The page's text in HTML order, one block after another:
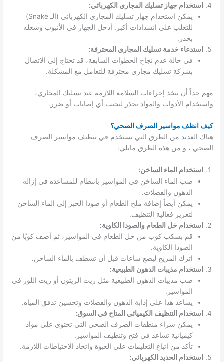
استخدام جهاز تسليك المجاري الكهربائي:
يمكن استخدام جهاز تسليك المجاري الكهربائي (الـ Snake)
للتغلب على انسدادات أكبر. أدخل الجهاز في الأنبوب وشغله
بحذر.
استدعاء خدمة تسليك المجاري المحترفة:
في حالة عدم نجاح الخطوات السابقة، قد تحتاج إلى الاتصال
بشركة تسليك مجاري محترفة للتعامل مع المشكلة.
مهم جداً أن تتخذ إجراءات السلامة اللازمة عند تسليك المجاري،
واستخدام الأدوات والمواد بحذر لتجنب أي إصابات أو ضرر.
كيف انظف مواسير الصرف الصحي؟
هناك العديد من الطرق التي تستخدم في تنظيف مواسير الصرف
الصحي ، و من هذه الطرق مايلي:
استخدام الماء الساخن:
صب الماء الساخن في المواسير بانتظام للمساعدة في إزالة
الدهون والفضلات.
يمكن أيضاً إضافة ملح الطعام أو صودا الخبز إلى الماء الساخن
لتعزيز فعالية التنظيف.
استخدام خل الطعام والصودا الكاوية:
قم بسكب كوب من خل الطعام في المواسير، ثم أضف كوبًا من
الصودا الكاوية.
اترك المزيج لبضع ساعات قبل أن تشطف بالماء الساخن.
استخدام مذيبات الدهون الطبيعية:
صب مذيبات الدهون الطبيعية مثل زيت الزيتون أو زيت اللوز في
المواسير.
يساعد هذا على إذابة الدهون والفضلات وتحسين تدفق المياه.
استخدام التنظيف الكيميائي المتاح في السوق:
يمكن شراء منظفات الصرف الصحي التي تحتوي على مواد
كيميائية تساعد في فتح وتنظيف المواسير.
تأكد من اتباع التعليمات على العبوة واتخاذ الاحتياطات اللازمة.
استخدام الحديد الكهربائي: